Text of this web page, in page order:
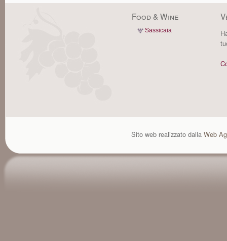
Food & Wine
Sassicaia
Sito web realizzato dalla Web